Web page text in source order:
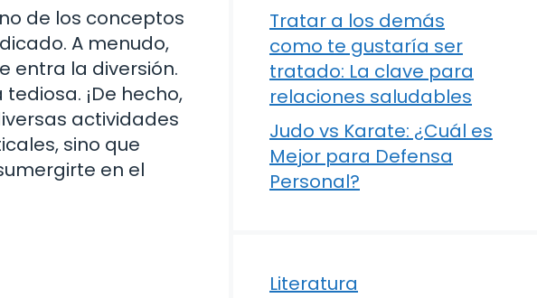
de los conceptos
A menudo,
entra la diversión.
¡De hecho,
actividades
sino que
en el
Tratar a los demás
como te gustaría ser
tratado: La clave para
relaciones saludables
Judo vs Karate: ¿Cuál es
Mejor para Defensa
Personal?
Literatura